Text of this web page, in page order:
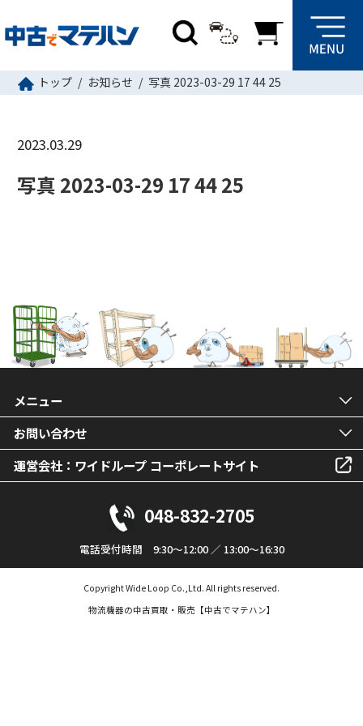
トップ お知らせ 写真 2023-03-29 17 44 25
2023.03.29
写真 2023-03-29 17 44 25
メニュー
お問い合わせ
運営会社：ワイドループ コーポレートサイト
048-832-2705
電話受付時間 9:30～12:00 ／ 13:00～16:30
Copyright Wide Loop Co.,Ltd. All rights reserved.
物流機器の中古買取・販売【中古でマテハン】